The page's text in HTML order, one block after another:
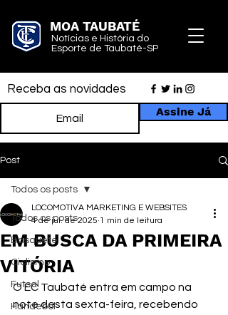
MOA TAUBATÉ
Notícias e História do
Esporte de Taubaté-SP
Receba as novidades
Assine Já
Post
Todos os posts
Basquete
Ciclismo
Futsal
Handebol
Todos os posts
EM BUSCA DA PRIMEIRA
VITÓRIA
LOCOMOTIVA MARKETING E WEBSITES
4 de jul. de 2025 1 min de leitura
O EC Taubaté entra em campo na
note desta sexta-feira, recebendo